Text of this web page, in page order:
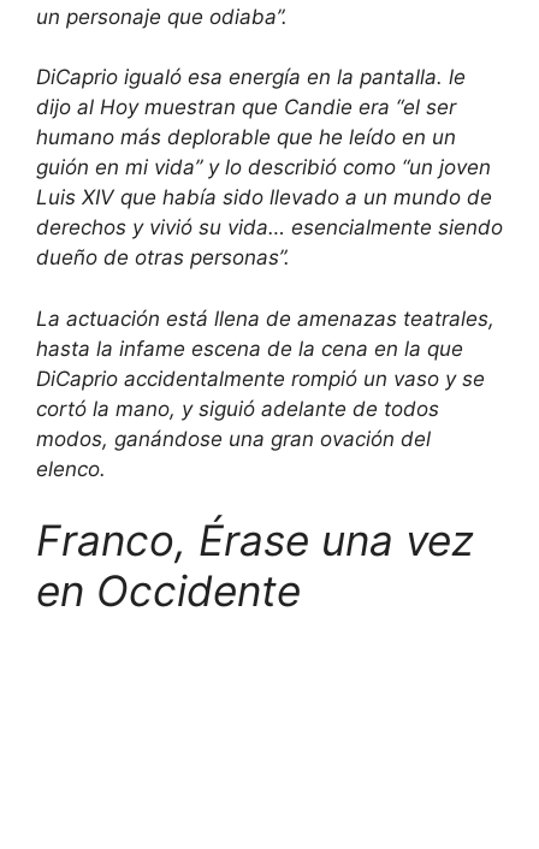
un personaje que odiaba”.
DiCaprio igualó esa energía en la pantalla. le
dijo al Hoymuestran que Candie era “el ser
humano más deplorable que he leído en un
guión en mi vida” y lo describió como “un joven
Luis XIV que había sido llevado a un mundo de
derechos y vivió su vida… esencialmente siendo
dueño de otras personas”.
La actuación está llena de amenazas teatrales,
hasta la infame escena de la cena en la que
DiCaprio accidentalmente rompió un vaso y se
cortó la mano, y siguió adelante de todos
modos, ganándose una gran ovación del
elenco.
Franco, Érase una vez
en Occidente